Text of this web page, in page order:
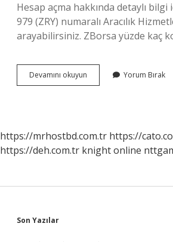
Hesap açma hakkında detaylı bilgi
979 (ZRY) numaralı Aracılık
arayabilirsiniz. ZBorsa yüzde kaç
Devamını okuyun
Hesabına
Yatırılır
Yorum Bırak
https://mrhostbd.com.tr https://
https://deh.com.tr knight online
Sidebar
Son Yazılar